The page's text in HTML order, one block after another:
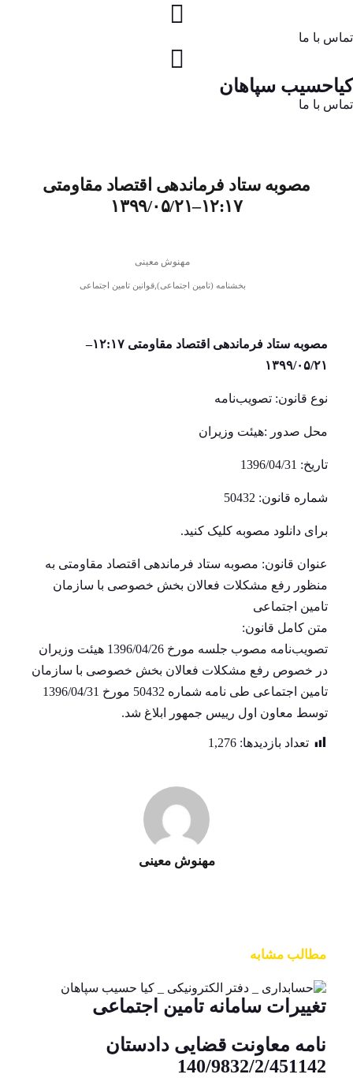
تماس با ما
کیاحسیب سپاهان
تماس با ما
مصوبه ستاد فرماندهی اقتصاد مقاومتی
۱۲:۱۷–۱۳۹۹/۰۵/۲۱
مهنوش معینی
بخشنامه (تامین اجتماعی),قوانین تامین اجتماعی
مصوبه ستاد فرماندهی اقتصاد مقاومتی ۱۲:۱۷–
۱۳۹۹/۰۵/۲۱
نوع قانون: تصویب‌نامه
محل صدور :هیئت وزیران
تاریخ: 1396/04/31
شماره قانون: 50432
برای دانلود مصوبه کلیک کنید.
عنوان قانون: مصوبه ستاد فرماندهی اقتصاد مقاومتی به
منظور رفع مشکلات فعالان بخش خصوصی با سازمان
تامین اجتماعی
متن کامل قانون:
تصویب‌نامه مصوب جلسه مورخ 1396/04/26 هیئت وزیران
در خصوص رفع مشکلات فعالان بخش خصوصی با سازمان
تامین اجتماعی طی نامه شماره 50432 مورخ 1396/04/31
توسط معاون اول رییس جمهور ابلاغ شد.
تعداد بازدید‌ها: 1,276
مهنوش معینی
مطالب مشابه
تغییرات سامانه تامین اجتماعی
نامه معاونت قضایی دادستان
140/9832/2/451142